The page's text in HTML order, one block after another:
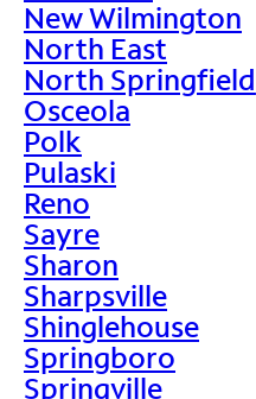
New Wilmington
North East
North Springfield
Osceola
Polk
Pulaski
Reno
Sayre
Sharon
Sharpsville
Shinglehouse
Springboro
Springville